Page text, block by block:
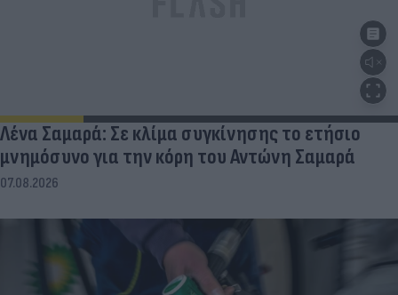
Λένα Σαμαρά: Σε κλίμα συγκίνησης το ετήσιο
μνημόσυνο για την κόρη του Αντώνη Σαμαρά
07.08.2026